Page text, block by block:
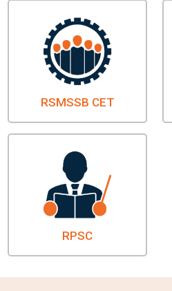
RSMSSB CET
RPSC